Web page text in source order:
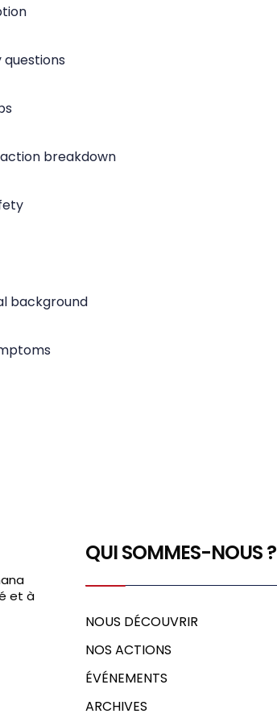
questions
breakdown
background
et à
QUI SOMMES-NOUS ?
NOUS DÉCOUVRIR
NOS ACTIONS
ÉVÉNEMENTS
ARCHIVES